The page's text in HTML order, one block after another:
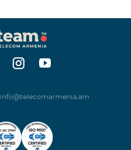
info@telecomarmenia.am